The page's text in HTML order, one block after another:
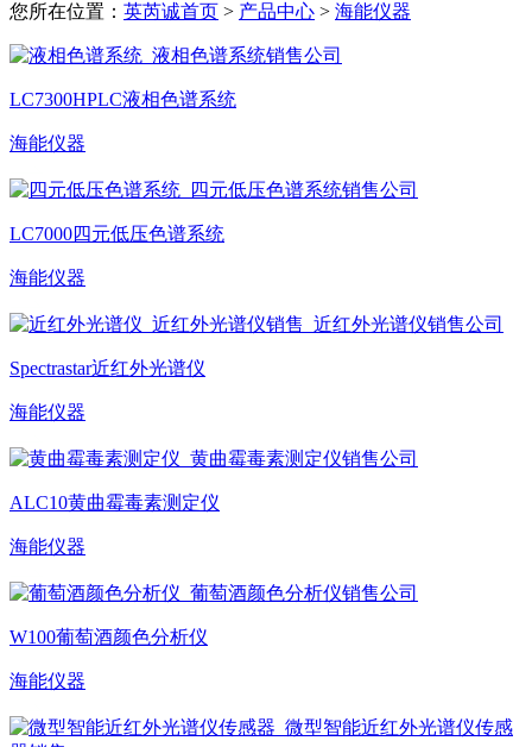
您所在位置： 英芮诚首页 > 产品中心 > 海能仪器
LC7300HPLC液相色谱系统
海能仪器
LC7000四元低压色谱系统
海能仪器
Spectrastar近红外光谱仪
海能仪器
ALC10黄曲霉毒素测定仪
海能仪器
W100葡萄酒颜色分析仪
海能仪器